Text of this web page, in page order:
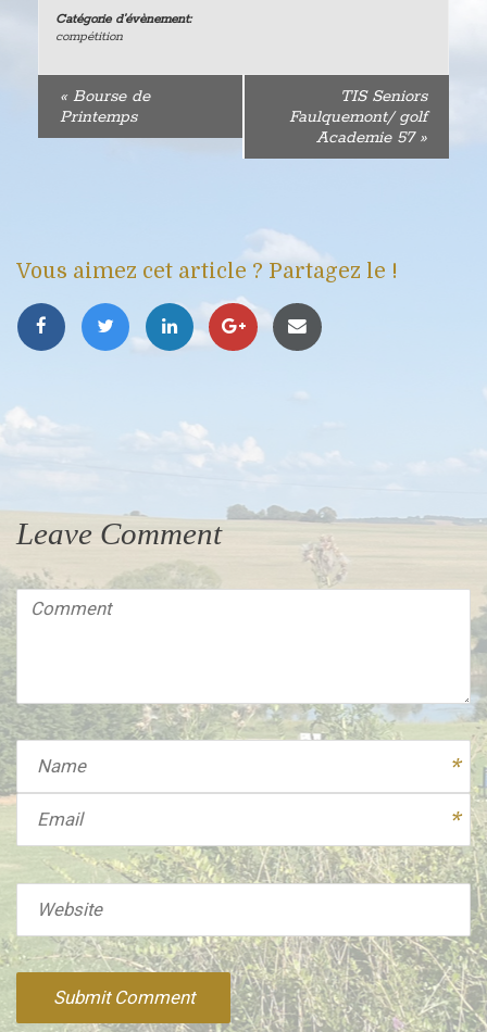
Catégorie d’évènement:
compétition
«Bourse de
Printemps
TIS Seniors
Faulquemont/ golf
Academie 57 »
Vous aimez cet article ? Partagez le !
Leave Comment
Comment
Email